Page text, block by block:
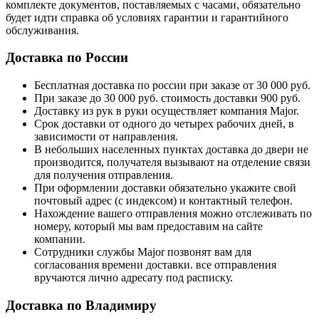
комплекте документов, поставляемых с часами, обязательно
будет идти справка об условиях гарантии и гарантийного
обслуживания.
Доставка по России
Бесплатная доставка по россии при заказе от 30 000 руб.
При заказе до 30 000 руб. стоимость доставки 900 руб.
Доставку из рук в руки осуществляет компания Major.
Срок доставки от одного до четырех рабочих дней, в
зависимости от направления.
В небольших населенных пунктах доставка до двери не
производится, получателя вызывают на отделение связи
для получения отправления.
При оформлении доставки обязательно укажите свой
почтовый адрес (с индексом) и контактный телефон.
Нахождение вашего отправления можно отслеживать по
номеру, который мы вам предоставим на сайте
компании.
Сотрудники службы Major позвонят вам для
согласования времени доставки. все отправления
вручаются лично адресату под расписку.
Доставка по Владимиру